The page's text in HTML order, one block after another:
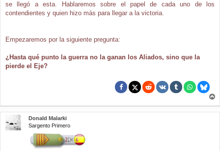
se llegó a esta. Hablaremos sobre el papel de cada uno de los
contendientes y quien hizo más para llegar a la victoria.
Empezaremos por la siguiente pregunta:
¿Hasta qué punto la guerra no la ganan los Aliados, sino que la
pierde el Eje?
r
r
Donald Malarki
Sargento Primero